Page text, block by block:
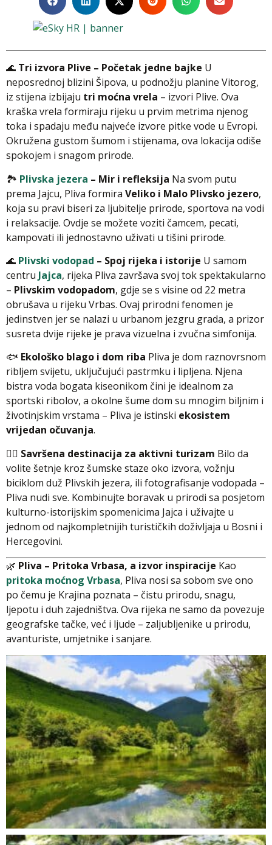
🌊 Tri izvora Plive – Početak jedne bajke U
neposrednoj blizini Šipova, u podnožju planine Vitorog,
iz stijena izbijaju tri moćna vrela – izvori Plive. Ova
kraška vrela formiraju rijeku u prvim metrima njenog
toka i spadaju među najveće izvore pitke vode u Evropi.
Okružena gustom šumom i stijenama, ova lokacija odiše
spokojem i snagom prirode.
🏞️ Plivska jezera – Mir i refleksija Na svom putu
prema Jajcu, Pliva formira Veliko i Malo Plivsko jezero,
koja su pravi biseri za ljubitelje prirode, sportova na vodi
i relaksacije. Ovdje se možete voziti čamcem, pecati,
kampovati ili jednostavno uživati u tišini prirode.
🌊 Plivski vodopad – Spoj rijeka i istorije U samom
centru Jajca, rijeka Pliva završava svoj tok spektakularno
– Plivskim vodopadom, gdje se s visine od 22 metra
obrušava u rijeku Vrbas. Ovaj prirodni fenomen je
jedinstven jer se nalazi u urbanom jezgru grada, a prizor
susreta dvije rijeke je prava vizuelna i zvučna simfonija.
🐟 Ekološko blago i dom riba Pliva je dom raznovrsnom
ribljem svijetu, uključujući pastrmku i lipljena. Njena
bistra voda bogata kiseonikom čini je idealnom za
sportski ribolov, a okolne šume dom su mnogim biljnim i
životinjskim vrstama – Pliva je istinski ekosistem
vrijedan očuvanja.
🚶‍♂️ Savršena destinacija za aktivni turizam Bilo da
volite šetnje kroz šumske staze oko izvora, vožnju
biciklom duž Plivskih jezera, ili fotografisanje vodopada –
Pliva nudi sve. Kombinujte boravak u prirodi sa posjetom
kulturno-istorijskim spomenicima Jajca i uživajte u
jednom od najkompletnijih turističkih doživljaja u Bosni i
Hercegovini.
🌿 Pliva – Pritoka Vrbasa, a izvor inspiracije Kao
pritoka moćnog Vrbasa, Pliva nosi sa sobom sve ono
po čemu je Krajina poznata – čistu prirodu, snagu,
ljepotu i duh zajedništva. Ova rijeka ne samo da povezuje
geografske tačke, već i ljude – zaljubljenike u prirodu,
avanturiste, umjetnike i sanjare.